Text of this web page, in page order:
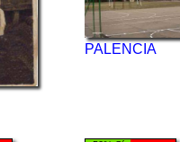
PALENCIA